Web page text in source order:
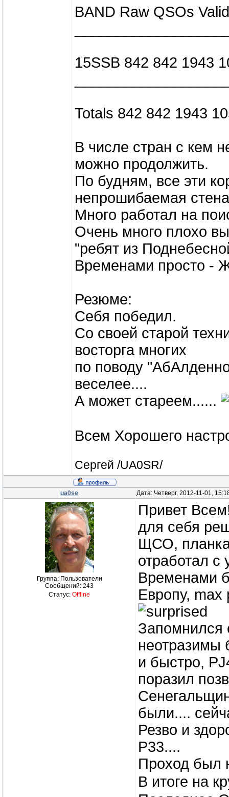
BAND Raw QSOs
15SSB 842 842 1943
Totals 842 842 1943
В числе стран с кем
можно продолжить.
По будням, все эти
непрошибаемая
Много работал на
Очень много плохо
"ребят из
Временами просто -
Резюме:
Себя победил.
Со своей старой
восторга многих
по поводу
веселее....
А может стареем......
Всем Хорошего
Сергей /UA0SR/
ua0se Дата: Четверг, 2012-11-01,
Группа: Пользователи
Сообщений: 243
Статус: Offline
Привет
для себя
ЩСО,
отработал с
Временами
Европу,
Запомнился
неотразимы
и быстро,
поразил
были....
Резво и
P33....
Проход был
В итоге на